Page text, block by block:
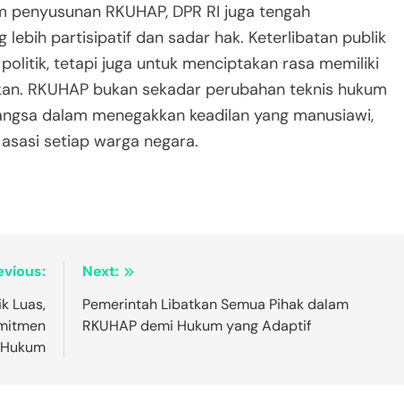
RKUHAP, DPR RI juga tengah
lebih partisipatif dan sadar hak. Keterlibatan publik
tetapi juga untuk menciptakan rasa memiliki
RKUHAP bukan sekadar perubahan teknis hukum
dalam menegakkan keadilan yang manusiawi,
setiap warga negara.
Luas,
Next:
Pemerintah Libatkan Semua Pihak dalam
RKUHAP demi Hukum yang Adaptif